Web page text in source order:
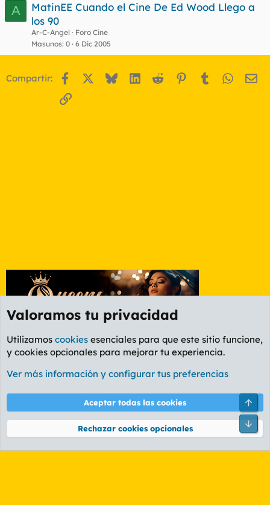
A
MatinEE Cuando el Cine De Ed Wood Llego a
los 90
Ar-C-Angel
Foro Cine
Masunos 0 6 Dic 2005
Compartir: Facebook BlueskyLinkedIn
Reddit Pinterest
Tumblr
Enlace
Foro Cine
Cookies
PL OLDSTYLE AMARILLO
Términos y reglas Política de privacidad Ayuda
Community platform by XenForo® © 2010-2026 XenForo Ltd.
Valoramos tu privacidad
Utilizamos cookies esenciales para que este sitio funcione,
y cookies opcionales para mejorar tu experiencia.
Ver más información y configurar tus preferencias
Aceptar todas las cookies
Rechazar cookies opcionales
Pie